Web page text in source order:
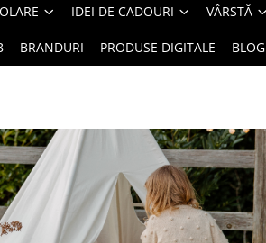
IDEI DE CADOURI VÂRSTĂ
BRANDURI PRODUSE DIGITALE BLOG